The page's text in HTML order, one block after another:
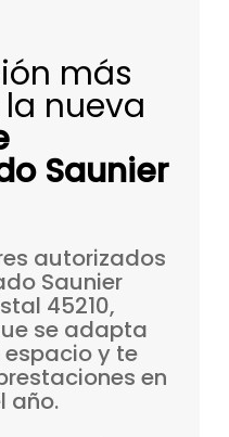
más
nueva
Saunier
autorizados
Saunier
45210,
se adapta
espacioy te
en
año.